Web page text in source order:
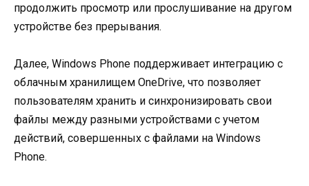
продолжить просмотр или прослушивание на другом
устройстве без прерывания.
Далее, Windows Phone поддерживает интеграцию с
облачным хранилищем OneDrive, что позволяет
пользователям хранить и синхронизировать свои
файлы между разными устройствами с учетом
действий, совершенных с файлами на Windows
Phone.